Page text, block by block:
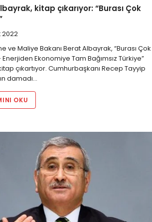
kitap çıkarıyor: “Burası Çok
2022
ve Maliye Bakanı Berat Albayrak, “Burası Çok
Ekonomiye Tam Bağımsız Türkiye”
çıkartıyor. Cumhurbaşkanı Recep Tayyip
damadı…
OKU